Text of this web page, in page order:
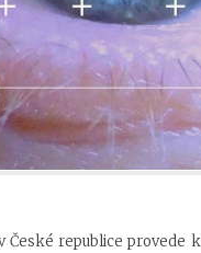
republice provede